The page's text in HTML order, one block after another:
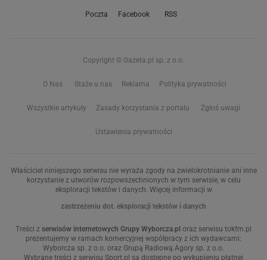
Poczta Facebook RSS
Copyright © Gazeta.pl sp. z o.o.
O Nas Staże u nas Reklama Polityka prywatności
Wszystkie artykuły Zasady korzystania z portalu Zgłoś uwagi
Ustawienia prywatności
Właściciel niniejszego serwisu nie wyraża zgody na zwielokrotnianie ani inne
korzystanie z utworów rozpowszechnionych w tym serwisie, w celu
eksploracji tekstów i danych. Więcej informacji w
zastrzeżeniu dot. eksploracji tekstów i danych
Treści z serwisów internetowych Grupy Wyborcza.pl oraz serwisu tokfm.pl
prezentujemy w ramach komercyjnej współpracy z ich wydawcami:
Wyborcza sp. z o.o. oraz Grupą Radiową Agory sp. z o.o.
Wybrane treści z serwisu Sport.pl są dostępne po wykupieniu płatnej